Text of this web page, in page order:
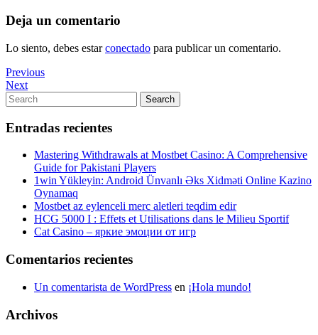
Deja un comentario
Lo siento, debes estarconectado para publicar un comentario.
Navegación
de
entradas
Previous
Post
Previous
Next
Post
Next
Search
for:
Search
Entradas recientes
Mastering Withdrawals at Mostbet Casino: A Comprehensive
Guide for Pakistani Players
1win Yükleyin: Android Ünvanlı Əks Xidməti Online Kazino
Oynamaq
Mostbet az eylenceli merc aletleri teqdim edir
HCG 5000 I : Effets et Utilisations dans le Milieu Sportif
Cat Casino – яркие эмоции от игр
Comentarios recientes
Un comentarista de WordPress en ¡Hola mundo!
Archivos